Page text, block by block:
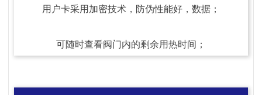
用户卡采用加密技术，防伪性能好，数据；
可随时查看阀门内的剩余用热时间；